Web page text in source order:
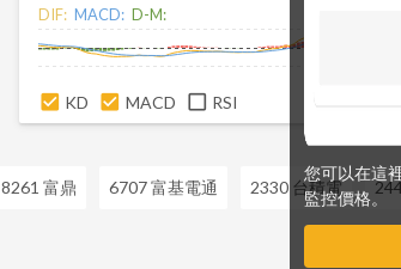
您可以在這
監控價格。
DIF: MACD: D-M:
KD MACD RSI
8261 富鼎 6707 富基電通 2330 台積電